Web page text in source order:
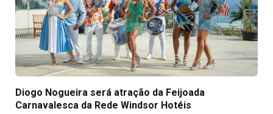
Diogo Nogueira será atração da Feijoada
Carnavalesca da Rede Windsor Hotéis